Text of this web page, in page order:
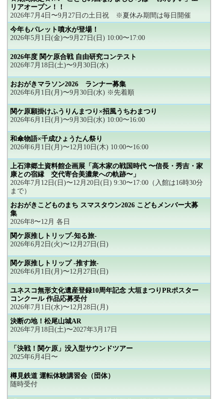
リアオープン！！
2026年7月4日〜9月27日の土日祝 ※夏休み期間は毎日開催
今年もパレット噴水が登場！
2026年5月1日(金)〜9月27日(日) 10:00〜17:00
2026年度 関ケ原合戦 自由研究コンテスト
2026年7月18日(土)〜9月30日(水)
おおがきマラソン2026 ランナー募集
2026年6月1日(月)〜9月30日(水) ※先着順
関ケ原願掛けふうりんまつり×招風うちわまつり
2026年6月1日(月)〜9月30日(水) 10:00〜16:00
和傘物語×千成ひょうたん祭り
2026年6月1日(月)〜12月10日(木) 10:00〜16:00
上石津郷土資料館企画展「高木家の戦国時代 〜信長・秀吉・家
康との宿縁 交代寄合美濃衆への軌跡〜」
2026年7月12日(日)〜12月20日(日) 9:30〜17:00（入館は16時30分
まで）
おおがきこどものまち スマスタウン2026 こどもメンバー大募
集
2026年8〜12月 各日
関ケ原推しトリップ-知る旅-
2026年6月2日(火)〜12月27日(日)
関ケ原推しトリップ -推す旅-
2026年6月1日(月)〜12月27日(日)
ユネスコ無形文化遺産登録10周年記念 大垣まつりPRポスター
コンクール 作品応募受付
2026年7月1日(水)〜12月28日(月)
決断の地！松尾山城AR
2026年7月18日(土)〜2027年3月17日
「決戦！関ケ原」没入型サウンドツアー
2025年6月4日〜
樽見鉄道 運転体験講習会（団体）
随時受付